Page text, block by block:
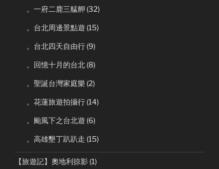
。一府二鹿三艋舺 (32)
。台北周邊景點遊 (15)
。台北四天自由行 (9)
。回憶十月的台北 (8)
。聖誕台灣家庭樂 (2)
。花蓮旅遊拍攝行 (14)
。颱風下之台北遊 (6)
。高雄墾丁趴趴走 (15)
【旅遊記】奧地利掠影 (1)